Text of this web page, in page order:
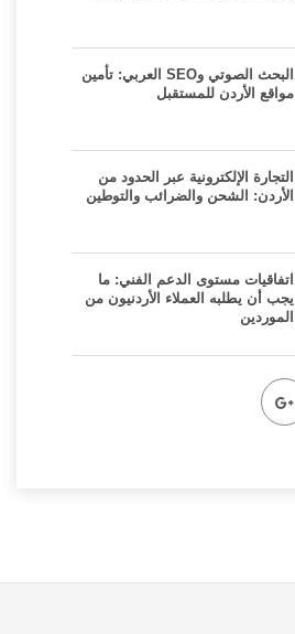
البحث الصوتي وSEO العربي: تأمين
مواقع الأردن للمستقبل
التجارة الإلكترونية عبر الحدود من
الأردن: الشحن والضرائب والتوطين
اتفاقيات مستوى الدعم الفني: ما
يجب أن يطلبه العملاء الأردنيون من
الموردين